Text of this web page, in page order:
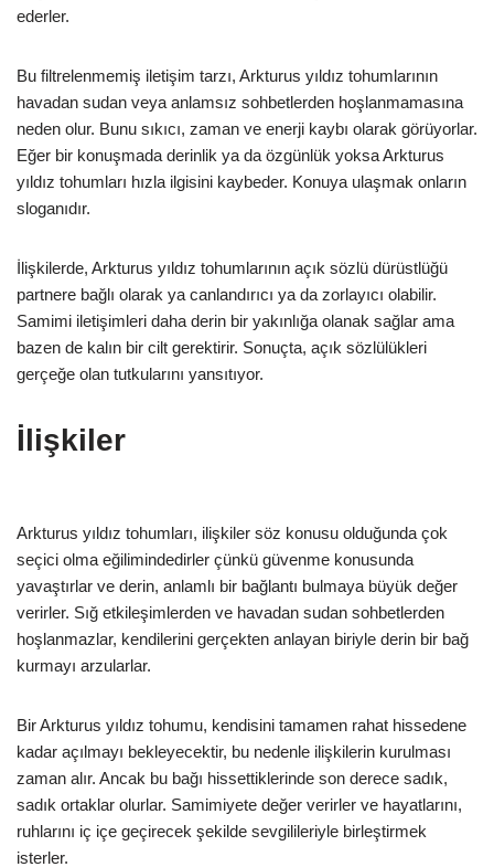
ederler.
Bu filtrelenmemiş iletişim tarzı, Arkturus yıldız tohumlarının
havadan sudan veya anlamsız sohbetlerden hoşlanmamasına
neden olur. Bunu sıkıcı, zaman ve enerji kaybı olarak görüyorlar.
Eğer bir konuşmada derinlik ya da özgünlük yoksa Arkturus
yıldız tohumları hızla ilgisini kaybeder. Konuya ulaşmak onların
sloganıdır.
İlişkilerde, Arkturus yıldız tohumlarının açık sözlü dürüstlüğü
partnere bağlı olarak ya canlandırıcı ya da zorlayıcı olabilir.
Samimi iletişimleri daha derin bir yakınlığa olanak sağlar ama
bazen de kalın bir cilt gerektirir. Sonuçta, açık sözlülükleri
gerçeğe olan tutkularını yansıtıyor.
İlişkiler
Arkturus yıldız tohumları, ilişkiler söz konusu olduğunda çok
seçici olma eğilimindedirler çünkü güvenme konusunda
yavaştırlar ve derin, anlamlı bir bağlantı bulmaya büyük değer
verirler. Sığ etkileşimlerden ve havadan sudan sohbetlerden
hoşlanmazlar, kendilerini gerçekten anlayan biriyle derin bir bağ
kurmayı arzularlar.
Bir Arkturus yıldız tohumu, kendisini tamamen rahat hissedene
kadar açılmayı bekleyecektir, bu nedenle ilişkilerin kurulması
zaman alır. Ancak bu bağı hissettiklerinde son derece sadık,
sadık ortaklar olurlar. Samimiyete değer verirler ve hayatlarını,
ruhlarını iç içe geçirecek şekilde sevgilileriyle birleştirmek
isterler.